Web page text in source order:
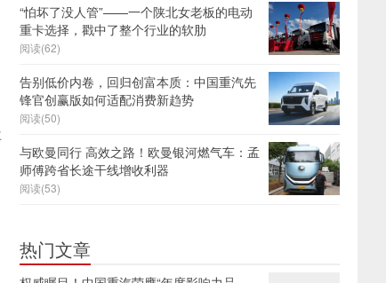
“怕坏了没人管”——一个陕北女老板的电动
重卡选择，戳中了整个行业的软肋
阅读(62)
告别低价内卷，回归创富本质：中国重汽先
锋官创赢版如何适配消费新趋势
阅读(50)
与欧曼同行 高效之路！欧曼银河燃气车：孟
师傅跨省长途干线增收利器
阅读(53)
热门文章